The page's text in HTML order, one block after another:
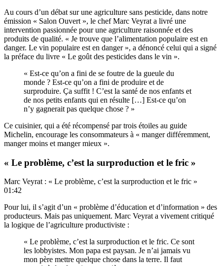
Au cours d’un débat sur une agriculture sans pesticide, dans notre
émission « Salon Ouvert », le chef Marc Veyrat a livré une
intervention passionnée pour une agriculture raisonnée et des
produits de qualité. « Je trouve que l’alimentation populaire est en
danger. Le vin populaire est en danger », a dénoncé celui qui a signé
la préface du livre « Le goût des pesticides dans le vin ».
« Est-ce qu’on a fini de se foutre de la gueule du
monde ? Est-ce qu’on a fini de produire et de
surproduire. Ça suffit ! C’est la santé de nos enfants et
de nos petits enfants qui en résulte […] Est-ce qu’on
n’y gagnerait pas quelque chose ? »
Ce cuisinier, qui a été récompensé par trois étoiles au guide
Michelin, encourage les consommateurs à « manger différemment,
manger moins et manger mieux ».
« Le problème, c’est la surproduction et le fric »
Marc Veyrat : « Le problème, c’est la surproduction et le fric »
01:42
Pour lui, il s’agit d’un « problème d’éducation et d’information » des
producteurs. Mais pas uniquement. Marc Veyrat a vivement critiqué
la logique de l’agriculture productiviste :
« Le problème, c’est la surproduction et le fric. Ce sont
les lobbyistes. Mon papa est paysan. Je n’ai jamais vu
mon père mettre quelque chose dans la terre. Il faut